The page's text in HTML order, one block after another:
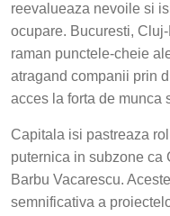
reevalueaza nevoile si
ocupare. Bucuresti,
raman punctele-cheie
atragand companii prin
acces la forta de munca
Capitala isi pastreaza
puternica in subzone ca
Barbu Vacarescu.
semnificativa a